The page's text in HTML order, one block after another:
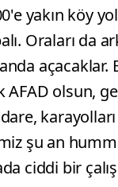
yakın köy
Oraları da
açacaklar.
AFAD olsun,
şu an
ciddi bir